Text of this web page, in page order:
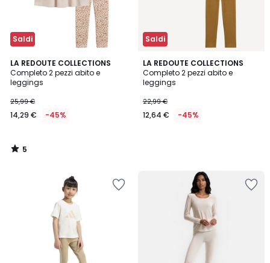
Saldi
LA REDOUTE COLLECTIONS
Completo 2 pezzi abito e
leggings
€
Invece
25,99
€
25,99 €
14,29 € -45%
5
/
5
5
/
Saldi
LA REDOUTE COLLECTIONS
Completo 2 pezzi abito e
leggings
22,99 €
12,64 € -45%